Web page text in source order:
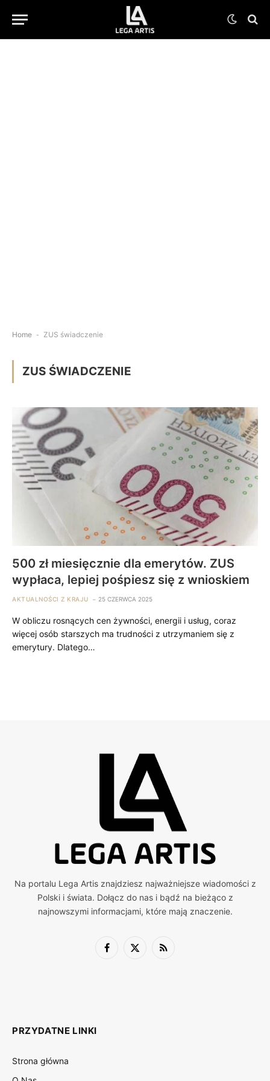
Home - ZUS świadczenie
ZUS ŚWIADCZENIE
500 zł miesięcznie dla emerytów. ZUS
wypłaca, lepiej pośpiesz się z wnioskiem
AKTUALNOŚCI Z KRAJU 25 CZERWCA 2025
W obliczu rosnących cen żywności, energii i usług, coraz
więcej osób starszych ma trudności z utrzymaniem się z
emerytury. Dlatego…
Na portalu Lega Artis znajdziesz najważniejsze wiadomości z
Polski i świata. Dołącz do nas i bądź na bieżąco z
najnowszymi informacjami, które mają znaczenie.
Facebook
X
RSS
PRZYDATNE LINKI
Strona główna